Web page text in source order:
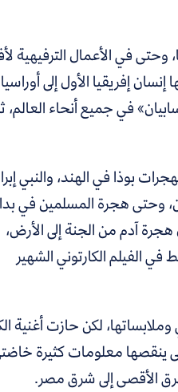
في الأعمال الترفيهية
إفريقيا الأول إلى
في جميع أنحاء العالم،
بوذا في الهند، والنبي
وحتى هجرة المسلمين في
آدم من الجنة إلى الأرض،
الفيلم الكارتوني الشهير
لكن حازت أغنية
ينقصها معلومات كثيرة
الأقصى إلى شرق مصر.